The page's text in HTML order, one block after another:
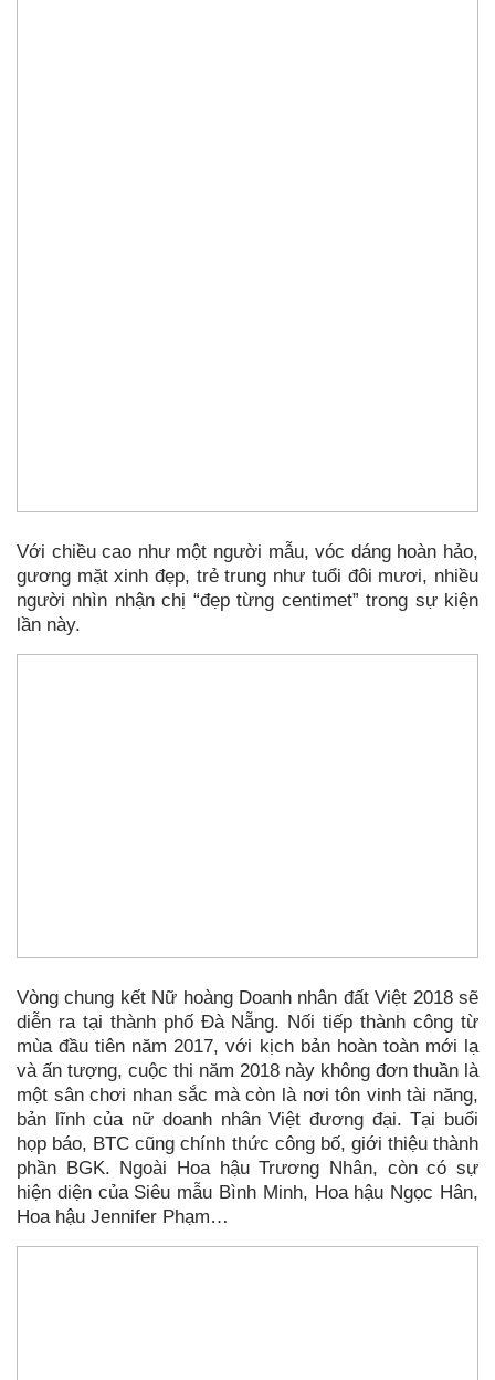
Với chiều cao như một người mẫu, vóc dáng hoàn hảo,
gương mặt xinh đẹp, trẻ trung như tuổi đôi mươi, nhiều
người nhìn nhận chị “đẹp từng centimet” trong sự kiện
lần này.
Vòng chung kết Nữ hoàng Doanh nhân đất Việt 2018 sẽ
diễn ra tại thành phố Đà Nẵng. Nối tiếp thành công từ
mùa đầu tiên năm 2017, với kịch bản hoàn toàn mới lạ
và ấn tượng, cuộc thi năm 2018 này không đơn thuần là
một sân chơi nhan sắc mà còn là nơi tôn vinh tài năng,
bản lĩnh của nữ doanh nhân Việt đương đại. Tại buổi
họp báo, BTC cũng chính thức công bố, giới thiệu thành
phần BGK. Ngoài Hoa hậu Trương Nhân, còn có sự
hiện diện của Siêu mẫu Bình Minh, Hoa hậu Ngọc Hân,
Hoa hậu Jennifer Phạm…